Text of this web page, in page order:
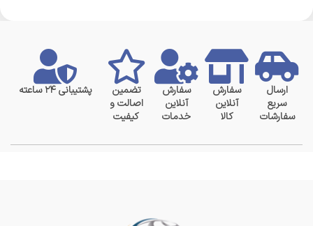
ارسال
سریع
سفارشات
سفارش
آنلاین
کالا
سفارش
آنلاین
خدمات
تضمین
اصالت و
کیفیت
پشتیبانی ۲۴ ساعته